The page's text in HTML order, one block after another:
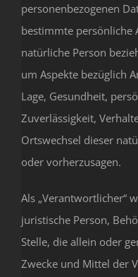
personenbezogenen
bestimmte persönliche
natürliche Person
um Aspekte bezüglich
Lage, Gesundheit,
Zuverlässigkeit,
Ortswechsel dieser
oder vorherzusagen.
Als „Verantwortlicher“
juristische Person,
Stelle, die allein oder
Zwecke und Mittel der